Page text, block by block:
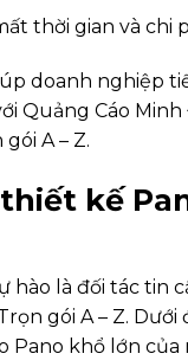
thời gian và chi
doanh nghiệp
Quảng Cáo
A – Z.
kế
hào là đối tác tin
gói A – Z.
Pano khổ lớn của